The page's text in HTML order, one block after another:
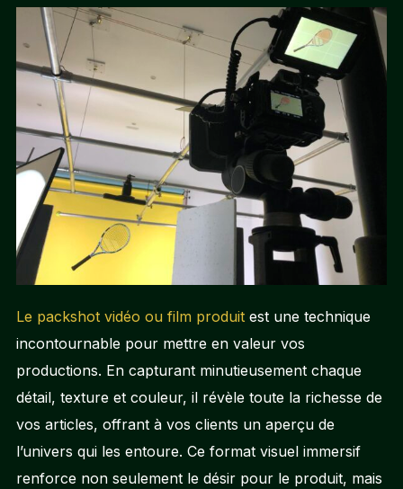
Le packshot vidéo ou film produit est une technique
incontournable pour mettre en valeur vos
productions. En capturant minutieusement chaque
détail, texture et couleur, il révèle toute la richesse de
vos articles, offrant à vos clients un aperçu de
l’univers qui les entoure. Ce format visuel immersif
renforce non seulement le désir pour le produit, mais